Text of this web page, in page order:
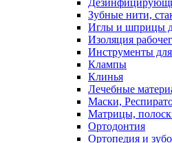
Зубные нити,
Иглы и шприцы
Изоляция
Инструменты
Клампы
Клинья
Лечебные
Маски,
Матрицы,
Ортодонтия
Ортопедия и